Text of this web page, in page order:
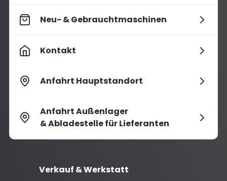
Neu- & Gebrauchtmaschinen
Kontakt
Anfahrt Hauptstandort
Anfahrt Außenlager
& Abladestelle für Lieferanten
Verkauf & Werkstatt